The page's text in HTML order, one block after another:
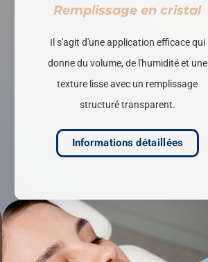
Remplissage en cristal
Il s'agit d'une application efficace qui
donne du volume, de l'humidité et une
texture lisse avec un remplissage
structuré transparent.
Informations détaillées